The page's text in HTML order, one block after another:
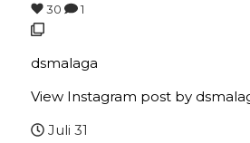
30 1
dsmalaga
View Instagram post by
Juli 31